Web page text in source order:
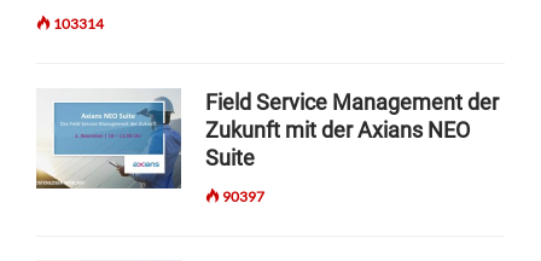
103314
Field Service Management der
Zukunft mit der Axians NEO
Suite
90397